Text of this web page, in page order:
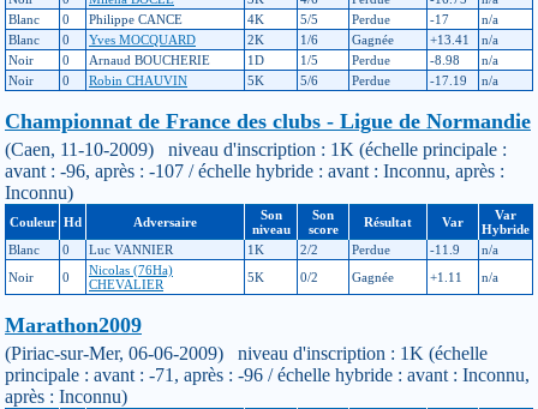
Blanc
0 Philippe CANCE 4K 5/5 Perdue -17
n/a
Blanc
0 Yves MOCQUARD 2K 1/6 Gagnée +13.41
n/a
Noir
0 Arnaud BOUCHERIE 1D 1/5 Perdue -8.98
n/a
Noir
0 Robin CHAUVIN 5K 5/6 Perdue -17.19 n/a
Championnat de France des clubs - Ligue de Normandie
(Caen, 11-10-2009) niveau d'inscription : 1K (échelle principale :
avant : -96, après : -107 / échelle hybride : avant : Inconnu, après :
Inconnu)
Couleur Hd Adversaire
Son
niveau
Son
score
Résultat Var
Var
Hybride
Blanc
0 Luc VANNIER 1K 2/2 Perdue -11.9
n/a
Noir
0
Nicolas (76Ha)
CHEVALIER
5K 0/2 Gagnée +1.11 n/a
Marathon2009
(Piriac-sur-Mer, 06-06-2009) niveau d'inscription : 1K (échelle
principale : avant : -71, après : -96 / échelle hybride : avant : Inconnu,
après : Inconnu)